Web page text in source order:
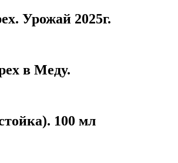
Урожай 2025г.
в Меду.
100 мл